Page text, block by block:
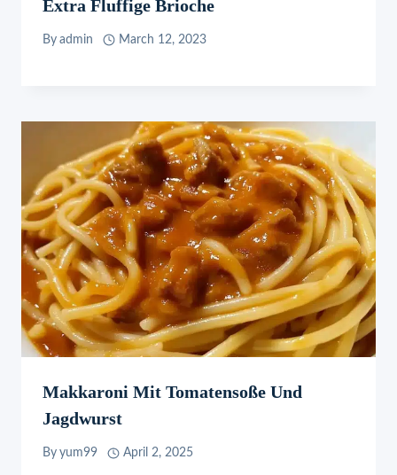
Extra Fluffige Brioche
By admin March 12, 2023
Makkaroni Mit Tomatensoße Und
Jagdwurst
By yum99 April 2, 2025